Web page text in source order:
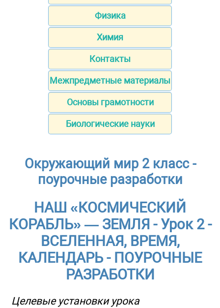
Физика
Химия
Контакты
Межпредметные материалы
Основы грамотности
Биологические науки
Окружающий мир 2 класс -
поурочные разработки
НАШ «КОСМИЧЕСКИЙ
КОРАБЛЬ» — ЗЕМЛЯ - Урок 2 -
ВСЕЛЕННАЯ, ВРЕМЯ,
КАЛЕНДАРЬ - ПОУРОЧНЫЕ
РАЗРАБОТКИ
Целевые установки урока